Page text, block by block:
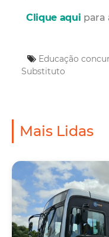
Clique aqui para
Educação
Substituto
Mais Lidas